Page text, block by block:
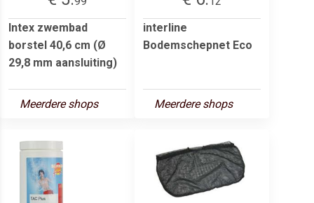
Intex zwembad
borstel 40,6 cm (Ø
29,8 mm aansluiting)
Meerdere shops
interline
Bodemschepnet Eco
Meerdere shops